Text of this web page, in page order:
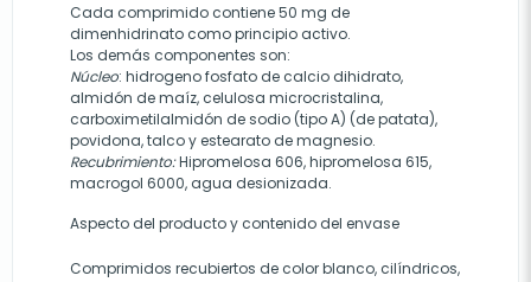
Cada comprimido contiene 50 mg de
dimenhidrinato como principio activo.
Los demás componentes son:
Núcleo: hidrogeno fosfato de calcio dihidrato,
almidón de maíz, celulosa microcristalina,
carboximetilalmidón de sodio (tipo A) (de patata),
povidona, talco y estearato de magnesio.
Recubrimiento:Hipromelosa 606, hipromelosa 615,
macrogol 6000, agua desionizada.
Aspecto del producto y contenido del envase
Comprimidos recubiertos de color blanco, cilíndricos,